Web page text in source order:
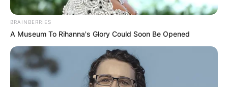
Le puede interesar:Para evitar que investigación
disciplinaria contra doce concejales de la Estrella sea
archivada, piden traslado del proceso
BRAINBERRIES
A Museum To Rihanna's Glory Could Soon Be Opened